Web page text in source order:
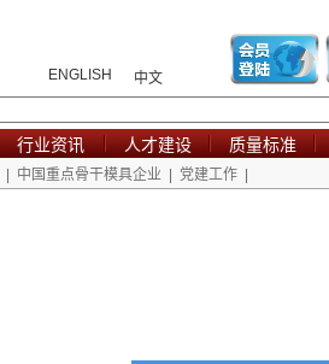
ENGLISH 中文
行业资讯 人才建设 质量标准
中国重点骨干模具企业 党建工作